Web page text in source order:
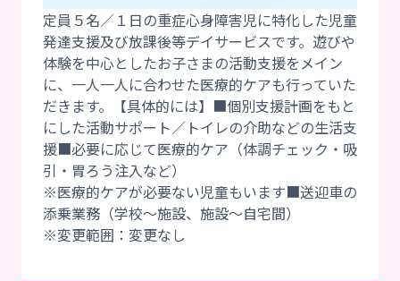
定員５名／１日の重症心身障害児に特化した児童
発達支援及び放課後等デイサービスです。遊びや
体験を中心としたお子さまの活動支援をメイン
に、一人一人に合わせた医療的ケアも行っていた
だきます。【具体的には】■個別支援計画をもと
にした活動サポート／トイレの介助などの生活支
援■必要に応じて医療的ケア（体調チェック・吸
引・胃ろう注入など）
※医療的ケアが必要ない児童もいます■送迎車の
添乗業務（学校～施設、施設～自宅間）